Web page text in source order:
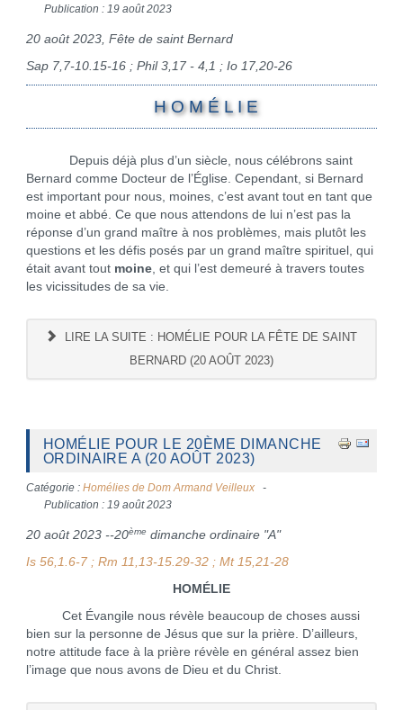
Publication : 19 août 2023
20 août 2023, Fête de saint Bernard
Sap 7,7-10.15-16 ; Phil 3,17 - 4,1 ; Io 17,20-26
H O M É L I E
Depuis déjà plus d’un siècle, nous célébrons saint
Bernard comme Docteur de l’Église. Cependant, si Bernard
est important pour nous, moines, c’est avant tout en tant que
moine et abbé. Ce que nous attendons de lui n’est pas la
réponse d’un grand maître à nos problèmes, mais plutôt les
questions et les défis posés par un grand maître spirituel, qui
était avant tout moine, et qui l’est demeuré à travers toutes
les vicissitudes de sa vie.
LIRE LA SUITE : HOMÉLIE POUR LA FÊTE DE SAINT
BERNARD (20 AOÛT 2023)
HOMÉLIE POUR LE 20ÈME DIMANCHE
ORDINAIRE A (20 AOÛT 2023)
Catégorie : Homélies de Dom Armand Veilleux
Publication : 19 août 2023
20 août 2023 --20ème dimanche ordinaire "A"
Is 56,1.6-7 ; Rm 11,13-15.29-32 ; Mt 15,21-28
HOMÉLIE
Cet Évangile nous révèle beaucoup de choses aussi
bien sur la personne de Jésus que sur la prière. D’ailleurs,
notre attitude face à la prière révèle en général assez bien
l’image que nous avons de Dieu et du Christ.